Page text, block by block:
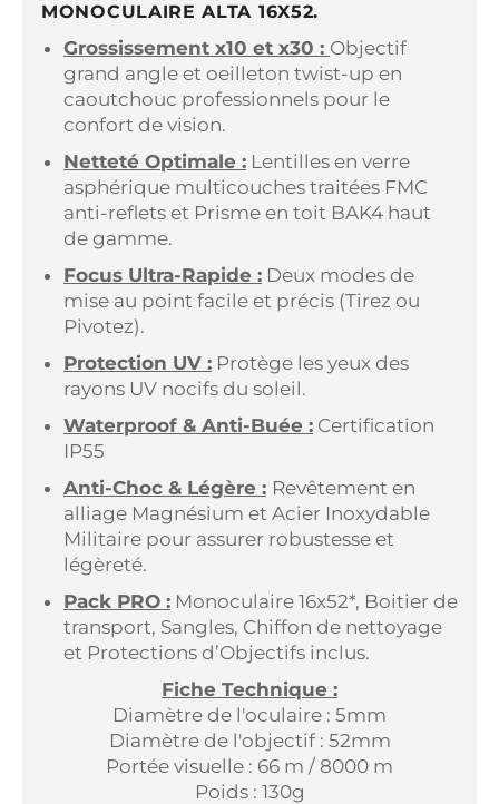
MONOCULAIRE ALTA 16X52.
Grossissement x10 et x30 : Objectif
grand angle et oeilleton twist-up en
caoutchouc professionnels pour le
confort de vision.
Netteté Optimale : Lentilles en verre
asphérique multicouches traitées FMC
anti-reflets et Prisme en toit BAK4 haut
de gamme.
Focus Ultra-Rapide : Deux modes de
mise au point facile et précis (Tirez ou
Pivotez).
Protection UV : Protège les yeux des
rayons UV nocifs du soleil.
Waterproof & Anti-Buée : Certification
IP55
Anti-Choc & Légère : Revêtement en
alliage Magnésium et Acier Inoxydable
Militaire pour assurer robustesse et
légèreté.
Pack PRO : Monoculaire 16x52*, Boitier de
transport, Sangles, Chiffon de nettoyage
et Protections d’Objectifs inclus.
Fiche Technique :
Diamètre de l'oculaire : 5mm
Diamètre de l'objectif : 52mm
Portée visuelle : 66 m / 8000 m
Poids : 130g